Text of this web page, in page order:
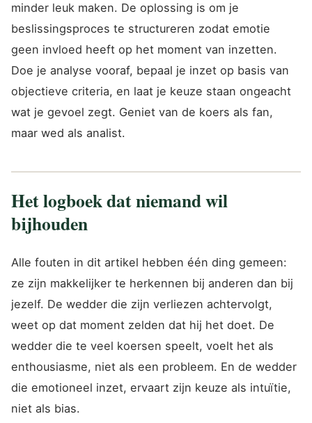
minder leuk maken. De oplossing is om je
beslissingsproces te structureren zodat emotie
geen invloed heeft op het moment van inzetten.
Doe je analyse vooraf, bepaal je inzet op basis van
objectieve criteria, en laat je keuze staan ongeacht
wat je gevoel zegt. Geniet van de koers als fan,
maar wed als analist.
Het logboek dat niemand wil
bijhouden
Alle fouten in dit artikel hebben één ding gemeen:
ze zijn makkelijker te herkennen bij anderen dan bij
jezelf. De wedder die zijn verliezen achtervolgt,
weet op dat moment zelden dat hij het doet. De
wedder die te veel koersen speelt, voelt het als
enthousiasme, niet als een probleem. En de wedder
die emotioneel inzet, ervaart zijn keuze als intuïtie,
niet als bias.